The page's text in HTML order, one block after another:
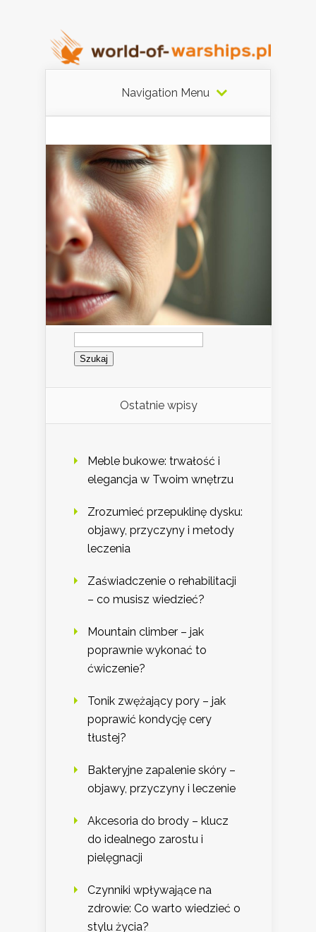
Navigation Menu
Szukaj:
Ostatnie wpisy
Meble bukowe: trwałość i
elegancja w Twoim wnętrzu
Zrozumieć przepuklinę dysku:
objawy, przyczyny i metody
leczenia
Zaświadczenie o rehabilitacji
– co musisz wiedzieć?
Mountain climber – jak
poprawnie wykonać to
ćwiczenie?
Tonik zwężający pory – jak
poprawić kondycję cery
tłustej?
Bakteryjne zapalenie skóry –
objawy, przyczyny i leczenie
Akcesoria do brody – klucz
do idealnego zarostu i
pielęgnacji
Czynniki wpływające na
zdrowie: Co warto wiedzieć o
stylu życia?